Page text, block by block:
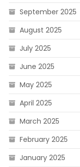
September 2025
August 2025
July 2025
June 2025
May 2025
April 2025
March 2025
February 2025
January 2025